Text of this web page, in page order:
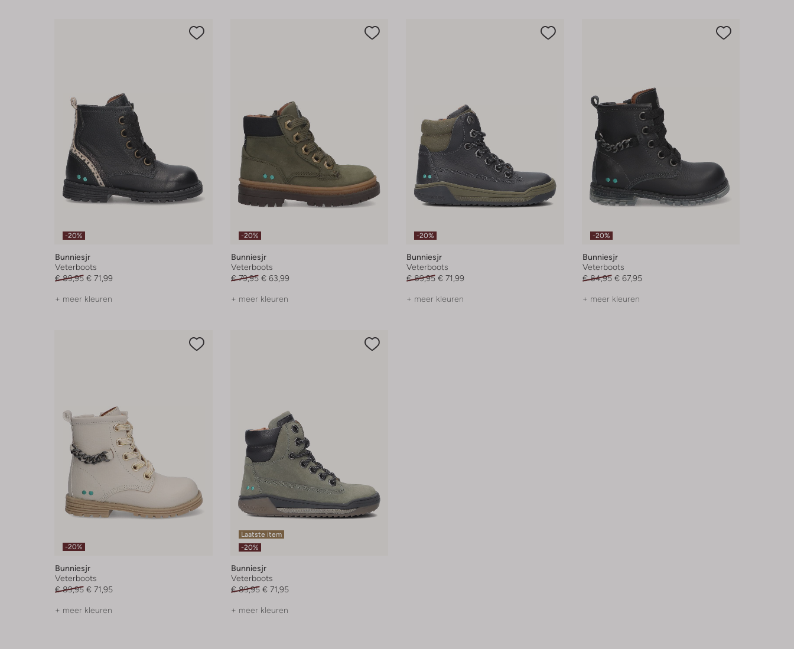
-20%
Bunniesjr
Veterboots
€ 89,95 € 71,99
+ meer kleuren
-20%
Bunniesjr
Veterboots
€ 79,95 € 63,99
+ meer kleuren
-20%
Bunniesjr
Veterboots
€ 89,95 € 71,99
+ meer kleuren
-20%
Bunniesjr
Veterboots
€ 84,95 € 67,95
+ meer kleuren
-20%
Bunniesjr
Veterboots
€ 89,95 € 71,95
+ meer kleuren
Laatste item
-20%
Bunniesjr
Veterboots
€ 89,95 € 71,95
+ meer kleuren